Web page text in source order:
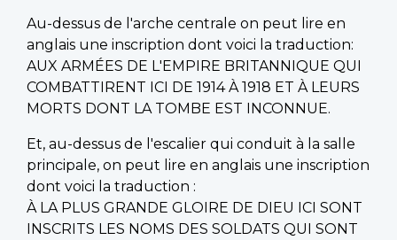
Au-dessus de l'arche centrale on peut lire en
anglais une inscription dont voici la traduction:
AUX ARMÉES DE L'EMPIRE BRITANNIQUE QUI
COMBATTIRENT ICI DE 1914 À 1918 ET À LEURS
MORTS DONT LA TOMBE EST INCONNUE.
Et, au-dessus de l'escalier qui conduit à la salle
principale, on peut lire en anglais une inscription
dont voici la traduction :
À LA PLUS GRANDE GLOIRE DE DIEU ICI SONT
INSCRITS LES NOMS DES SOLDATS QUI SONT